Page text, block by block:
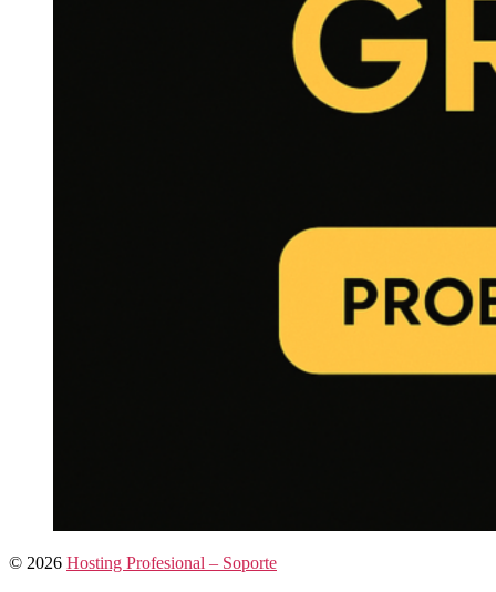
© 2026 Hosting Profesional – Soporte